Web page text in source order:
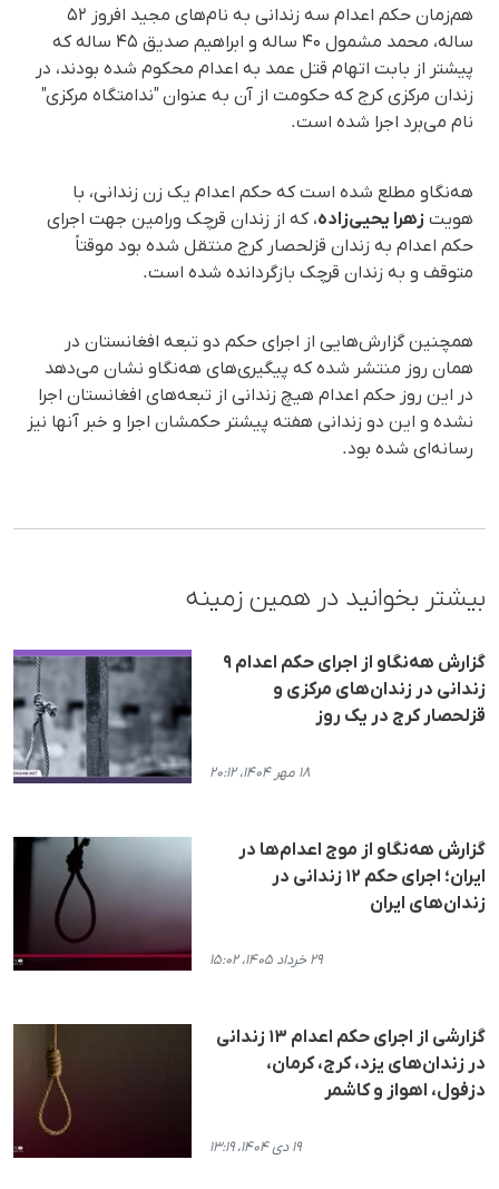
هم‌زمان حکم اعدام سه زندانی به نام‌های مجید افروز ۵۲
ساله، محمد مشمول ۴۰ ساله و ابراهیم صدیق ۴۵ ساله که
پیشتر از بابت اتهام قتل عمد به اعدام محکوم شده بودند، در
زندان مرکزی کرج که حکومت از آن به عنوان "ندامتگاه مرکزی"
نام می‌برد اجرا شده است.
هه‌نگاو مطلع شده است که حکم اعدام یک زن زندانی، با
هویت زهرا یحیی‌زاده، که از زندان قرچک ورامین جهت اجرای
حکم اعدام به زندان قزلحصار کرج منتقل شده بود موقتاً
متوقف و به زندان قرچک بازگردانده شده است.
همچنین گزارش‌هایی از اجرای حکم دو تبعه افغانستان در
همان روز منتشر شده که پیگیری‌های هه‌نگاو نشان می‌دهد
در این روز حکم اعدام هیچ زندانی‌ از تبعه‌های افغانستان اجرا
نشده و این دو زندانی هفته پیشتر حکمشان اجرا و خبر آنها نیز
رسانه‌ای شده بود.
بیشتر بخوانید در همین زمینه
گزارش هه‌نگاو از اجرای حکم اعدام ٩
زندانی در زندان‌های مرکزی و
قزلحصار کرج در یک روز
۱۸ مهر ۱۴۰۴، ۲۰:۱۲
گزارش هه‌نگاو از موج اعدام‌ها در
ایران؛ اجرای حکم ۱۲ زندانی در
زندان‌های ایران
۲۹ خرداد ۱۴۰۵، ۱۵:۰۲
گزارشی از اجرای حکم اعدام ۱۳ زندانی
در زندان‌های یزد، کرج، کرمان،
دزفول، اهواز و کاشمر
۱۹ دی ۱۴۰۴، ۱۳:۱۹